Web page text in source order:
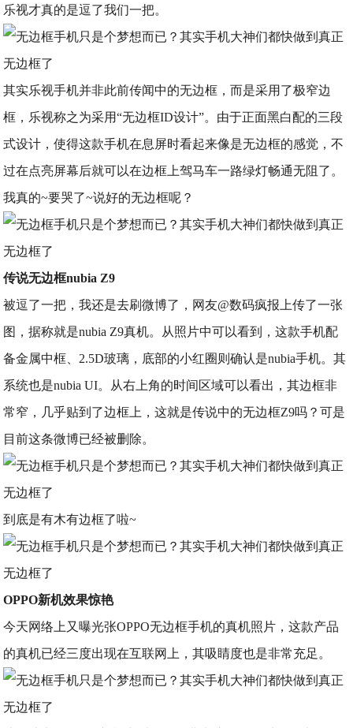
乐视才真的是逗了我们一把。
其实乐视手机并非此前传闻中的无边框，而是采用了极窄边
框，乐视称之为采用“无边框ID设计”。由于正面黑白配的三段
式设计，使得这款手机在息屏时看起来像是无边框的感觉，不
过在点亮屏幕后就可以在边框上驾马车一路绿灯畅通无阻了。
我真的~要哭了~说好的无边框呢？
传说无边框nubia Z9
被逗了一把，我还是去刷微博了，网友@数码疯报上传了一张
图，据称就是nubia Z9真机。从照片中可以看到，这款手机配
备金属中框、2.5D玻璃，底部的小红圈则确认是nubia手机。其
系统也是nubia UI。从右上角的时间区域可以看出，其边框非
常窄，几乎贴到了边框上，这就是传说中的无边框Z9吗？可是
目前这条微博已经被删除。
到底是有木有边框了啦~
OPPO新机效果惊艳
今天网络上又曝光张OPPO无边框手机的真机照片，这款产品
的真机已经三度出现在互联网上，其吸睛度也是非常充足。